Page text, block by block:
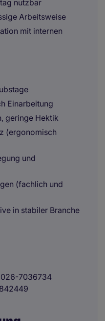
nutzbar
Arbeitsweise
mit internen
Einarbeitung
geringe Hektik
(ergonomisch
und
(fachlich und
in stabiler Branche
7036734